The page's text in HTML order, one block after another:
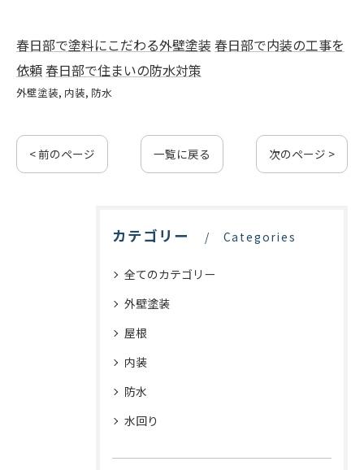
春日部で塗料にこだわる外壁塗装 春日部で内装の工事を
依頼春日部で住まいの防水対策
外壁塗装 内装 防水
< 前のページ 一覧に戻る 次のページ >
カテゴリー Categories
全てのカテゴリー
外壁塗装
屋根
内装
防水
水回り